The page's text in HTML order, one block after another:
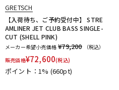
GRETSCH
【入荷待ち、ご予約受付中】 STRE
AMLINER JET CLUB BASS SINGLE-
CUT (SHELL PINK)
メーカー希望小売価格 ¥79,200
（税込）
販売価格¥72,600(税込)
ポイント：1% (660pt)